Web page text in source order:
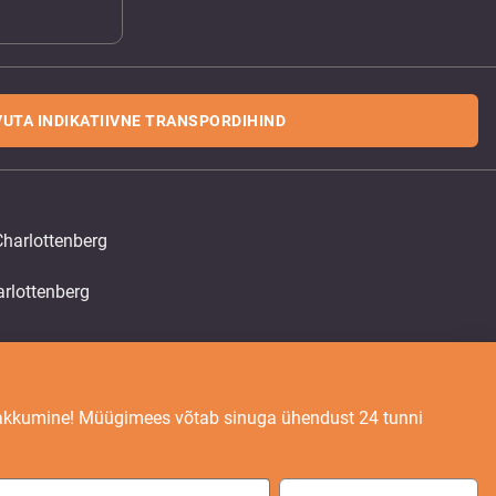
INDIKATIIVNE TRANSPORDIHIND
Müügimees võtab sinuga ühendust 24 tunni